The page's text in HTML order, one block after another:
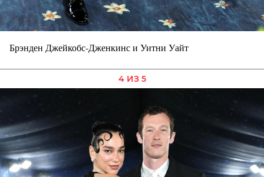
Брэнден Джейкобс-Дженкинс и Уитни Уайт
4 ИЗ 5